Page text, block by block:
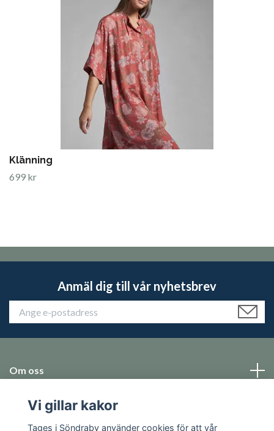
Klänning
699 kr
Anmäl dig till vår nyhetsbrev
Om oss
Emballage
Vi gillar kakor
Tages i Söndraby använder cookies för att vår